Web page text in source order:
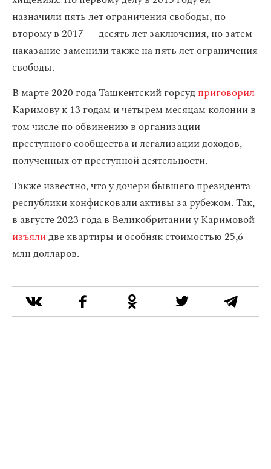
назначили пять лет ограничения свободы, по
второму в 2017 — десять лет заключения, но затем
наказание заменили также на пять лет ограничения
свободы.
В марте 2020 года Ташкентский горсудприговорил
Каримову к 13 годам и четырем месяцам колонии в
том числе по обвинению в организации
преступного сообщества и легализации доходов,
полученных от преступной деятельности.
Также известно, что у дочери бывшего президента
республики конфисковали активы за рубежом. Так,
в августе 2023 года в Великобритании у Каримовой
изъялидве квартиры и особняк стоимостью 25,6
млн долларов.